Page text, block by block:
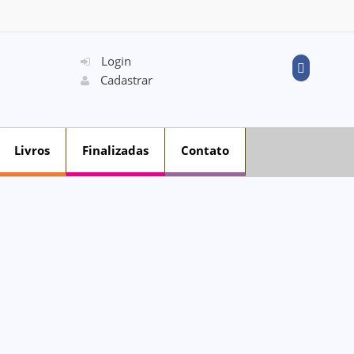
Login
Cadastrar
Livros Finalizadas Contato